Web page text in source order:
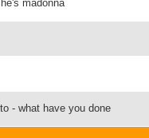
madonna
- what have you done